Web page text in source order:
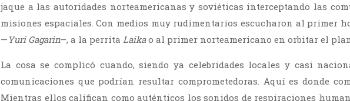
jaque a las autoridades norteamericanas y soviéticas interceptando las
misiones espaciales. Con medios muy rudimentarios escucharon al primer
— Yuri Gagarin–, a la perrita Laikao al primer norteamericano en orbitar el
La cosa se complicó cuando, siendo ya celebridades locales y casi
comunicaciones que podrían resultar comprometedoras. Aquí es donde
Mientras ellos califican como auténticos los sonidos de respiraciones